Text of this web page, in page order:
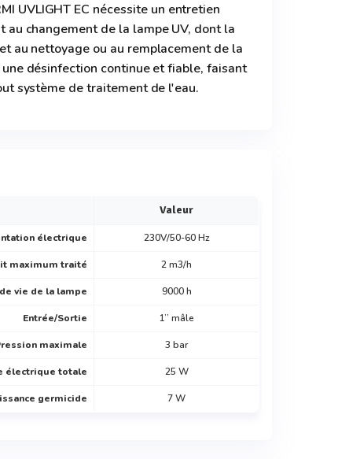
UVLIGHT EC nécessite un entretien
changement de la lampe UV, dont la
au nettoyage ou au remplacement de la
désinfection continue et fiable, faisant
système de traitement de l'eau.
Valeur
électrique 230V/50-60 Hz
maximum traité 2 m3/h
vie de la lampe 9000 h
Entrée/Sortie 1’’ mâle
maximale 3 bar
électrique totale 25 W
germicide 7 W